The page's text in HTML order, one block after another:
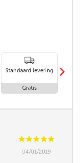
Standaard levering
Gratis
m
CCCCC
04/01/2019